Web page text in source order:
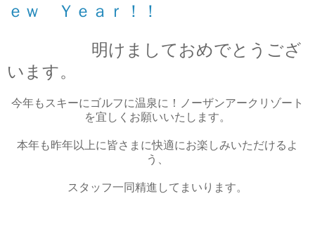
ｅｗ Ｙｅａｒ！！
明けましておめでとうござ
います。
今年もスキーにゴルフに温泉に！ノーザンアークリゾート
を宜しくお願いいたします。
本年も昨年以上に皆さまに快適にお楽しみいただけるよ
う、
スタッフ一同精進してまいります。